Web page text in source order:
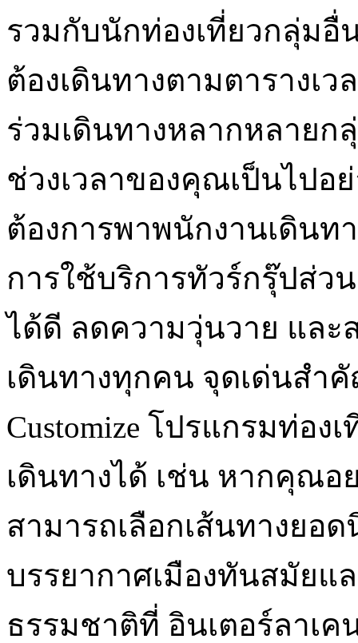
รวมกับนักท่องเที่ยวกลุ่มอื่
ต้องเดินทางตามตารางเ
ร่วมเดินทางหลากหลายก
ช่วงเวลาของคุณเป็นไปอ
ต้องการพาพนักงานเดินท
การใช้บริการทัวร์กรุ๊ปส่ว
ได้ดี ลดความวุ่นวาย และ
เดินทางทุกคน จุดเด่นสำ
Customize โปรแกรมท่อ
เดินทางได้ เช่น หากคุณอ
สามารถเลือกเส้นทางยอ
บรรยากาศเมืองทันสมัย
ธรรมชาติที่ อินเตอร์ลาเ